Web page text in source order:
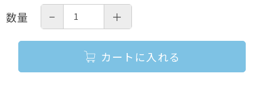
数量 − ＋
カートに入れる